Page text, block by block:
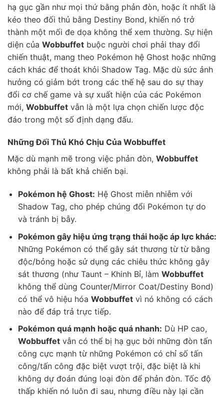
hạ gục gần như mọi thứ bằng phản đòn, hoặc ít nhất là
kéo theo đối thủ bằng Destiny Bond, khiến nó trở
thành một mối đe dọa không thể xem thường. Sự hiện
diện của Wobbuffet buộc người chơi phải thay đổi
chiến thuật, mang theo Pokémon hệ Ghost hoặc những
cách khác để thoát khỏi Shadow Tag. Mặc dù sức ảnh
hưởng có giảm bớt trong các thế hệ sau do sự thay
đổi cơ chế game và sự xuất hiện của các Pokémon
mới, Wobbuffet vẫn là một lựa chọn chiến lược độc
đáo trong một số định dạng đấu.
Những Đối Thủ Khó Chịu Của Wobbuffet
Mặc dù mạnh mẽ trong việc phản đòn, Wobbuffet
không phải là bất khả chiến bại.
Pokémon hệ Ghost: Hệ Ghost miễn nhiễm với
Shadow Tag, cho phép chúng đổi Pokémon tự do
và tránh bị bẫy.
Pokémon gây hiệu ứng trạng thái hoặc áp lực khác:
Những Pokémon có thể gây sát thương từ từ bằng
độc/bỏng hoặc sử dụng các chiêu thức không gây
sát thương (như Taunt – Khinh Bỉ, làm Wobbuffet
không thể dùng Counter/Mirror Coat/Destiny Bond)
có thể vô hiệu hóa Wobbuffetvì nó không có cách
nào để đáp trả trực tiếp.
Pokémon quá mạnh hoặc quá nhanh: Dù HP cao,
Wobbuffetvẫn có thể bị hạ gục bởi những đòn tấn
công cực mạnh từ những Pokémon có chỉ số tấn
công/tấn công đặc biệt vượt trội, đặc biệt là khi
không dự đoán đúng loại đòn để phản đòn. Tốc độ
thấp khiến nó luôn đi sau, nhưng điều này lại cần